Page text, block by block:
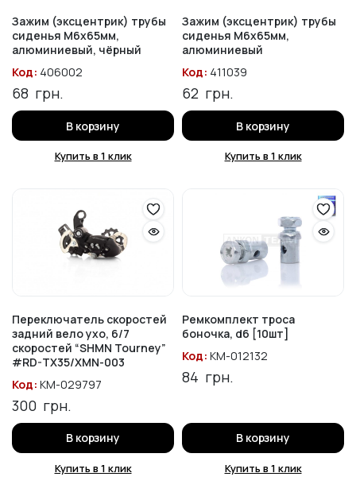
Зажим (эксцентрик) трубы
сиденья M6x65мм,
алюминиевый, чёрный
Код: 406002
68 грн.
В корзину
Купить в 1 клик
Зажим (эксцентрик) трубы
сиденья M6x65мм,
алюминиевый
Код: 411039
62 грн.
В корзину
Купить в 1 клик
Переключатель скоростей
задний вело ухо, 6/7
скоростей “SHMN Tourney”
#RD-TX35/XMN-003
Код: KM-029797
300 грн.
В корзину
Купить в 1 клик
Ремкомплект троса
боночка, d6 [10шт]
Код: KM-012132
84 грн.
В корзину
Купить в 1 клик